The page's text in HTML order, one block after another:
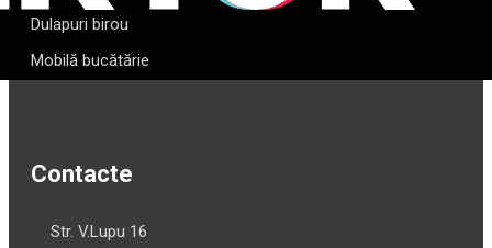
Dulapuri birou
Mobilă bucătărie
Contacte
Str. V.Lupu 16